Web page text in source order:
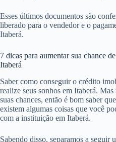
Esses últimos documentos são
liberado para o vendedor e o
Itaberá.
7 dicas para aumentar sua chance
Itaberá
Saber como conseguir o crédito
realize seus sonhos em Itaberá.
suas chances, então é bom saber
existem algumas coisas que você
com a instituição em Itaberá.
Sabendo disso, separamos a seguir